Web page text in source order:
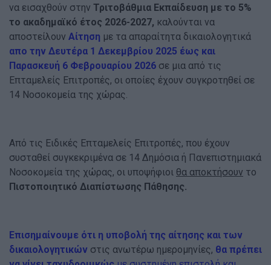
να εισαχθούν στην Τριτοβάθμια Εκπαίδευση με το 5%
το ακαδημαϊκό έτος 2026-2027, καλούνται να
αποστείλουν Αίτηση με τα απαραίτητα δικαιολογητικά
απο την Δευτέρα 1 Δεκεμβρίου 2025 έως και
Παρασκευή 6 Φεβρουαρίου 2026 σε μια από τις
Επταμελείς Επιτροπές, οι οποίες έχουν συγκροτηθεί σε
14 Νοσοκομεία της χώρας.
Από τις Ειδικές Επταμελείς Επιτροπές, που έχουν
συσταθεί συγκεκριμένα σε 14 Δημόσια ή Πανεπιστημιακά
Νοσοκομεία της χώρας, οι υποψήφιοι θα αποκτήσουν το
Πιστοποιητικό Διαπίστωσης Πάθησης.
Επισημαίνουμε ότι η υποβολή της αίτησης και των
δικαιολογητικών στις ανωτέρω ημερομηνίες, θα πρέπει